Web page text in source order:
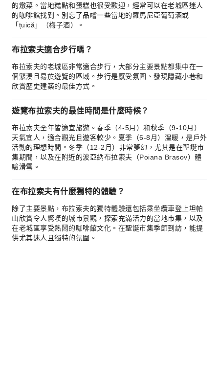
的燉菜。當地糕點和蛋糕也很受歡迎，經常可以在老城區迷人
的咖啡館找到。別忘了品嚐一些當地的羅馬尼亞葡萄酒或
「țuică」（梅子酒）。
布拉索夫適合步行嗎？
布拉索夫的老城區非常適合步行，大部分主要景點都集中在一
個緊湊且易於遊覽的區域。步行是感受氛圍、發現隱藏小巷和
欣賞歷史建築的最佳方式。
遊覽布拉索夫的最佳時間是什麼時候？
布拉索夫全年皆適宜旅遊。春季（4-5月）和秋季（9-10月）
天氣宜人，適合觀光且遊客較少。夏季（6-8月）溫暖，是戶外
活動的理想時間。冬季（12-2月）非常夢幻，尤其是在聖誕市
集期間，以及在附近的波亞納布拉索夫（Poiana Brasov）體
驗滑雪。
在布拉索夫有什麼獨特的體驗？
除了主要景點，布拉索夫的獨特體驗還包括乘坐纜車登上坦帕
山欣賞令人驚嘆的城市景觀，探索充滿活力的當地市集，以及
在老城區享受熱鬧的咖啡館文化。在聖誕市集季節到訪，能提
供尤其迷人且獨特的氛圍。